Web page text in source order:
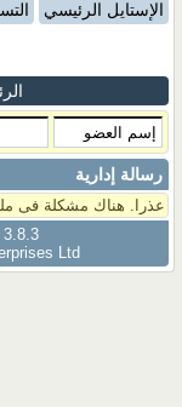
الإستايل الرئيسي
رسالة إدارية
عذرا. هناك مشكلة فى
3.8.3
Ltd.